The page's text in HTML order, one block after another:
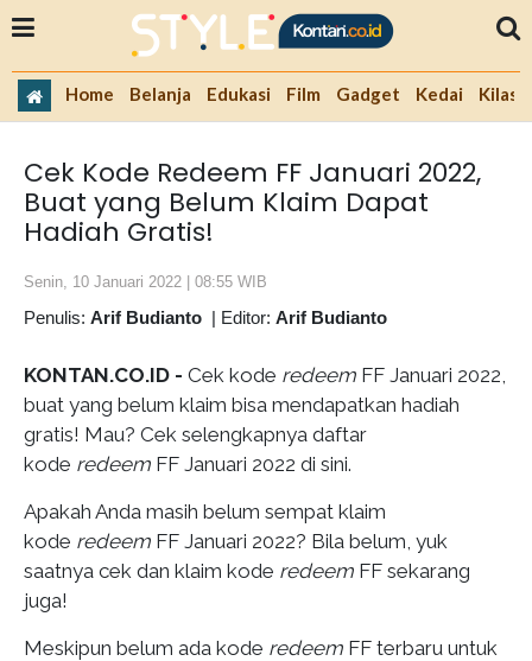
Home Belanja Edukasi Film Gadget Kedai Kilas
Cek Kode Redeem FF Januari 2022,
Buat yang Belum Klaim Dapat
Hadiah Gratis!
Senin, 10 Januari 2022 | 08:55 WIB
Penulis: Arif Budianto | Editor: Arif Budianto
KONTAN.CO.ID - Cek kode redeem FF Januari 2022,
buat yang belum klaim bisa mendapatkan hadiah
gratis! Mau? Cek selengkapnya daftar
kode redeem FF Januari 2022 di sini.
Apakah Anda masih belum sempat klaim
kode redeem FF Januari 2022? Bila belum, yuk
saatnya cek dan klaim kode redeem FF sekarang
juga!
Meskipun belum ada kode redeem FF terbaru untuk